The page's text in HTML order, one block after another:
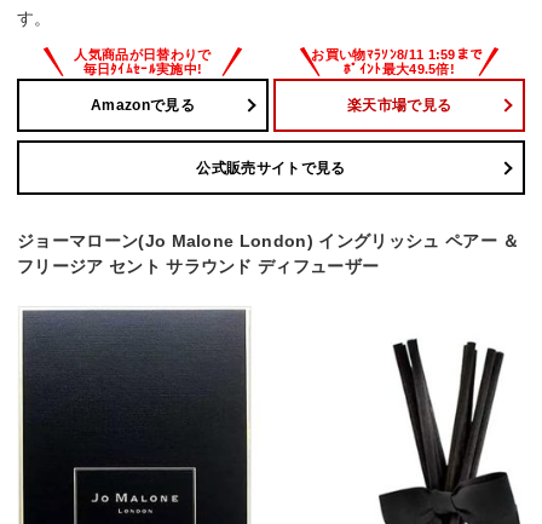
す。
Amazonで見る 楽天市場で見る
公式販売サイトで見る
ジョーマローン(Jo Malone London) イングリッシュ ペアー ＆
フリージア セント サラウンド ディフューザー